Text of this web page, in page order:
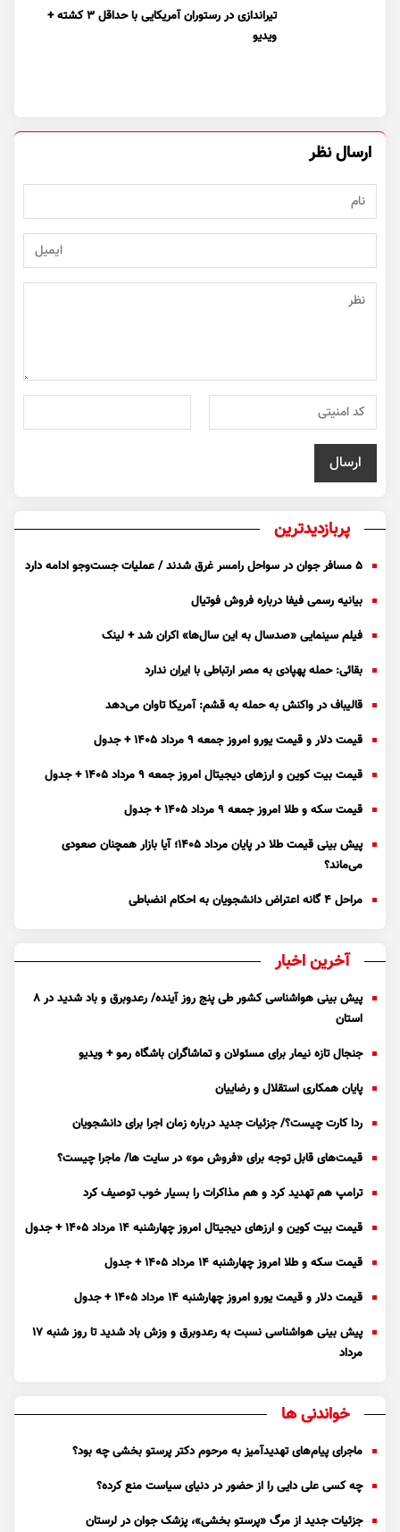
تیراندازی در رستوران آمریکایی با حداقل ۳ کشته +
ویدیو
ارسال نظر
پربازدیدترین
۵ مسافر جوان در سواحل رامسر غرق شدند / عملیات جست‌و‌جو ادامه دارد
بیانیه رسمی فیفا درباره فروش فوتیال
فیلم سینمایی «صدسال به این سال‌ها» اکران شد + لینک
بقائی: حمله پهپادی به مصر ارتباطی با ایران ندارد
قالیباف در واکنش به حمله به قشم: آمریکا تاوان می‌دهد
قیمت دلار و قیمت یورو امروز جمعه ۹ مرداد ۱۴۰۵ + جدول
قیمت بیت کوین و ارز‌های دیجیتال امروز جمعه ۹ مرداد ۱۴۰۵ + جدول
قیمت سکه و طلا امروز جمعه ۹ مرداد ۱۴۰۵ + جدول
پیش بینی قیمت طلا در پایان مرداد 1405؛ آیا بازار همچنان صعودی
می‌ماند؟
مراحل ۴ گانه اعتراض دانشجویان به احکام انضباطی
آخرین اخبار
پیش بینی هواشناسی کشور طی پنج روز آینده/ رعدوبرق و باد شدید در ۸
استان
جنجال تازه نیمار برای مسئولان و تماشاگران باشگاه رمو + ویدیو
پایان همکاری استقلال و رضاییان
ردا کارت چیست؟/ جزئیات جدید درباره زمان اجرا برای دانشجویان
قیمت‌های قابل توجه برای «فروش مو» در سایت ها/ ماجرا چیست؟
ترامپ هم تهدید کرد و هم مذاکرات را بسیار خوب توصیف کرد
قیمت بیت کوین و ارز‌های دیجیتال امروز چهارشنبه ۱۴ مرداد ۱۴۰۵ + جدول
قیمت سکه و طلا امروز چهارشنبه ۱۴ مرداد ۱۴۰۵ + جدول
قیمت دلار و قیمت یورو امروز چهارشنبه ۱۴ مرداد ۱۴۰۵ + جدول
پیش بینی هواشناسی نسبت به رعدوبرق و وزش باد شدید تا روز شنبه ۱۷
مرداد
خواندنی ها
ماجرای پیام‌های تهدیدآمیز به مرحوم دکتر پرستو بخشی چه بود؟
چه کسی علی دایی را از حضور در دنیای سیاست منع کرده؟
جزئیات جدید از مرگ «پرستو بخشی»، پزشک جوان در لرستان